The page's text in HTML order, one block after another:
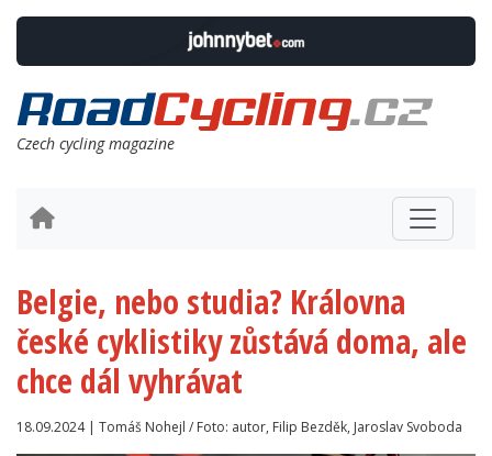
Czech cycling magazine
Belgie, nebo studia? Královna
české cyklistiky zůstává doma, ale
chce dál vyhrávat
18.09.2024 | Tomáš Nohejl / Foto: autor, Filip Bezděk, Jaroslav Svoboda